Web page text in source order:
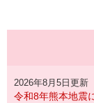
2026年8月5日更新
令和8年熊本地震